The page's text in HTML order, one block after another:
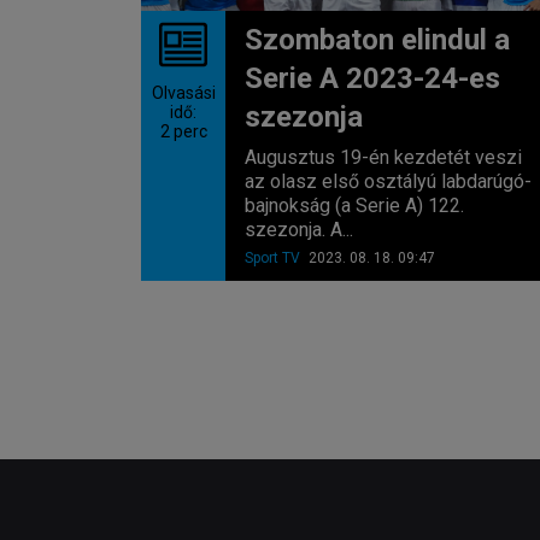
Olvasási
idő:
2 perc
Szombaton elindul a
Serie A 2023-24-es
szezonja
Augusztus 19-én kezdetét veszi
az olasz első osztályú labdarúgó-
bajnokság (a Serie A) 122.
szezonja. A...
Sport TV 2023. 08. 18. 09:47